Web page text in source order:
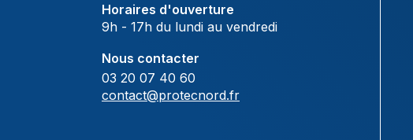
Horaires d'ouverture
9h - 17h du lundi au vendredi
Nous contacter
03 20 07 40 60
contact@protecnord.fr